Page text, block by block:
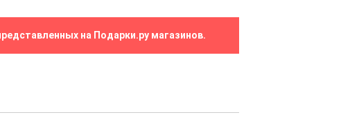
на Подарки.ру магазинов.